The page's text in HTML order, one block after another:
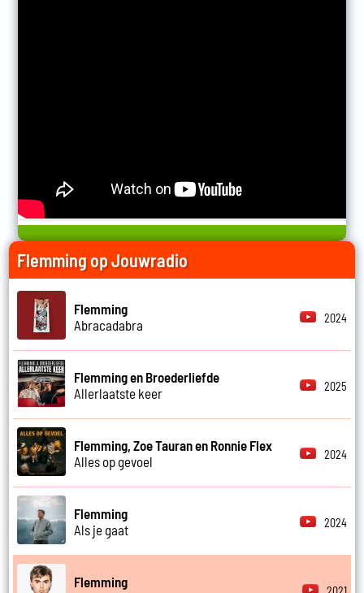
Flemming op Jouwradio
Flemming
Abracadabra
2024
Flemming en Broederliefde
Allerlaatste keer
2025
Flemming, Zoe Tauran en Ronnie Flex
Alles op gevoel
2024
Flemming
Als je gaat
2024
Flemming